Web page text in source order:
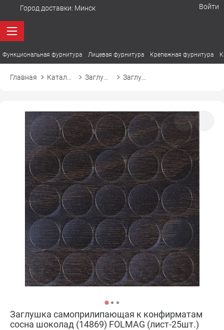
Город доставки: Минск Войти
Функциональная фурнитура Лицевая фурнитура Крепежная фурнитура
Главная
Заглушка самоприлипающая к конфирматам
сосна шоколад (14869) FOLMAG (лист-25шт.)